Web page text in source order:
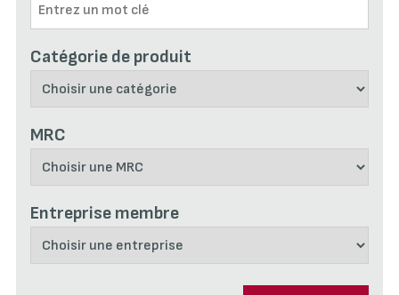
Catégorie de produit
MRC
Entreprise membre